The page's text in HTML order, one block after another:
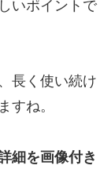
いポイントで
長く使い続け
すね。
細を画像付き